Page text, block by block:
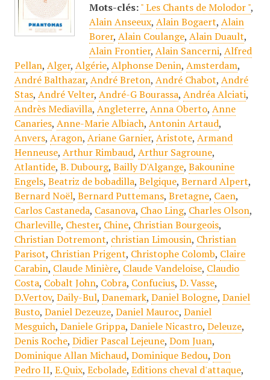
Mots-clés: " Les Chants de Molodor ",
Alain Anseeux, Alain Bogaert, Alain
Borer, Alain Coulange, Alain Duault,
Alain Frontier, Alain Sancerni, Alfred
Pellan, Alger, Algérie, Alphonse Denin, Amsterdam,
André Balthazar, André Breton, André Chabot, André
Stas, André Velter, André-G Bourassa, Andréa Alciati,
Andrès Mediavilla, Angleterre, Anna Oberto, Anne
Canaries, Anne-Marie Albiach, Antonin Artaud,
Anvers, Aragon, Ariane Garnier, Aristote, Armand
Henneuse, Arthur Rimbaud, Arthur Sagroune,
Atlantide, B. Dubourg, Bailly D'Algange, Bakounine
Engels, Beatriz de bobadilla, Belgique, Bernard Alpert,
Bernard Noël, Bernard Puttemans, Bretagne, Caen,
Carlos Castaneda, Casanova, Chao Ling, Charles Olson,
Charleville, Chester, Chine, Christian Bourgeois,
Christian Dotremont, christian Limousin, Christian
Parisot, Christian Prigent, Christophe Colomb, Claire
Carabin, Claude Minière, Claude Vandeloise, Claudio
Costa, Cobalt John, Cobra, Confucius, D. Vasse,
D.Vertov, Daily-Bul, Danemark, Daniel Bologne, Daniel
Busto, Daniel Dezeuze, Daniel Mauroc, Daniel
Mesguich, Daniele Grippa, Daniele Nicastro, Deleuze,
Denis Roche, Didier Pascal Lejeune, Dom Juan,
Dominique Allan Michaud, Dominique Bedou, Don
Pedro II, E.Quix, Ecbolade, Editions cheval d'attaque,